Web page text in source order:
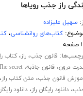
راز جذب رویاها
سهیل علیزاده
کتاب‌های روانشناسی،
قانون جذب،راز،کتاب
درون، قانون جاذبه،secret
قانون جذب، متن کتاب راز
،دانلود رایگان راز،دانلود